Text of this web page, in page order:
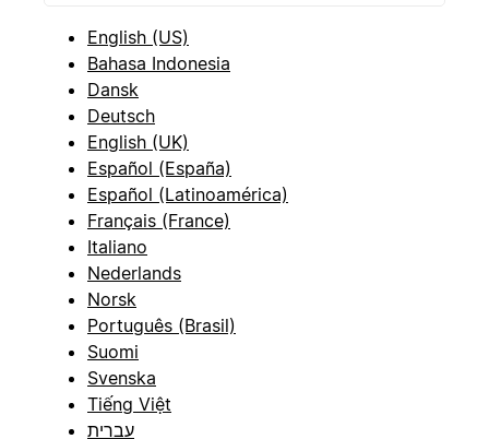
English (US)
Bahasa Indonesia
Dansk
Deutsch
English (UK)
Español (España)
Español (Latinoamérica)
Français (France)
Italiano
Nederlands
Norsk
Português (Brasil)
Suomi
Svenska
Tiếng Việt
עברית